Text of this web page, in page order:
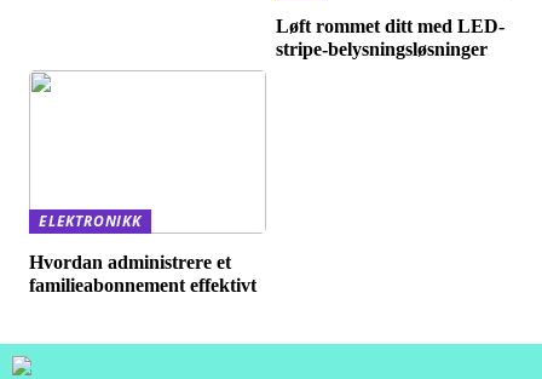
Løft rommet ditt med LED-
stripe-belysningsløsninger
ELEKTRONIKK
Hvordan administrere et
familieabonnement effektivt